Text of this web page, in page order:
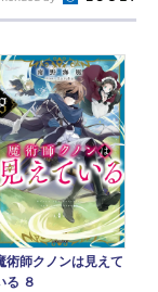
術師クノンは見えて
る ８